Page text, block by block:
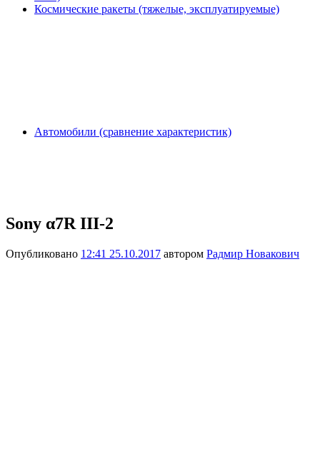
Космические ракеты (тяжелые, эксплуатируемые)
Автомобили (сравнение характеристик)
Sony α7R III-2
Опубликовано 12:41 25.10.2017 автором Радмир Новакович